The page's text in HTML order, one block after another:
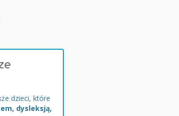
dzieci, które
dysleksją,